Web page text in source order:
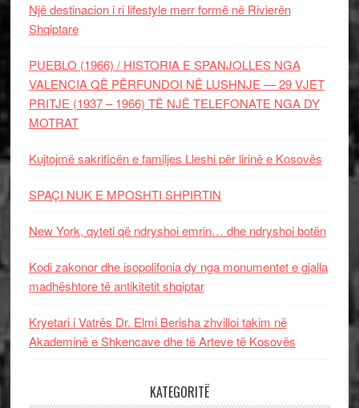
Një destinacion i ri lifestyle merr formë në Rivierën
Shqiptare
PUEBLO (1966) / HISTORIA E SPANJOLLES NGA
VALENCIA QË PËRFUNDOI NË LUSHNJE — 29 VJET
PRITJE (1937 – 1966) TË NJË TELEFONATE NGA DY
MOTRAT
Kujtojmë sakrificën e familjes Lleshi për lirinë e Kosovës
SPAÇI NUK E MPOSHTI SHPIRTIN
New York, qyteti që ndryshoi emrin… dhe ndryshoi botën
Kodi zakonor dhe isopolifonia dy nga monumentet e gjalla
madhështore të antikitetit shqiptar
Kryetari i Vatrës Dr. Elmi Berisha zhvilloi takim në
Akademinë e Shkencave dhe të Arteve të Kosovës
KATEGORITË